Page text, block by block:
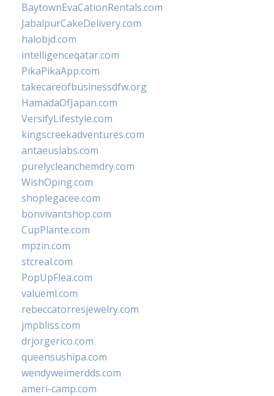
BaytownEvaCationRentals.com
JabalpurCakeDelivery.com
halobjd.com
intelligenceqatar.com
PikaPikaApp.com
takecareofbusinessdfw.org
HamadaOfJapan.com
VersifyLifestyle.com
kingscreekadventures.com
antaeuslabs.com
purelycleanchemdry.com
WishOping.com
shoplegacee.com
bonvivantshop.com
CupPlante.com
mpzin.com
stcreal.com
PopUpFlea.com
valueml.com
rebeccatorresjewelry.com
jmpbliss.com
drjorgerico.com
queensushipa.com
wendyweimerdds.com
ameri-camp.com